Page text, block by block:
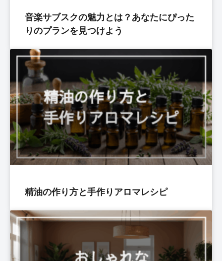
音楽サブスクの魅力とは？あなたにぴった
りのプランを見つけよう
精油の作り方と手作りアロマレシピ